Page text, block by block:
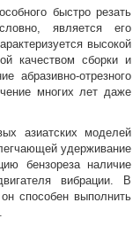
быстро резать
является его
высокой
качеством сборки и
абразивно-отрезного
многих лет даже
азиатских моделей
удерживание
бензореза наличие
вибрации. В
способен выполнить